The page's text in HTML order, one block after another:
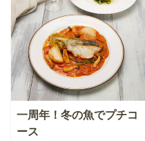
一周年！冬の魚でプチコ
ース